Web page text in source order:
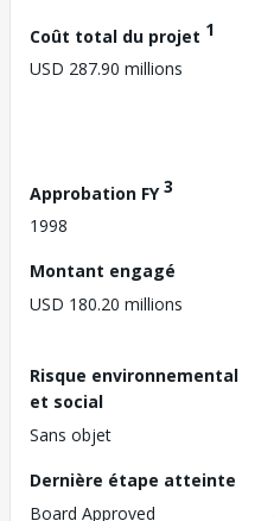
Coût total du projet 1
USD 287.90 millions
Approbation FY3
1998
Montant engagé
USD 180.20 millions
Risque environnemental
et social
Sans objet
Dernière étape atteinte
Board Approved